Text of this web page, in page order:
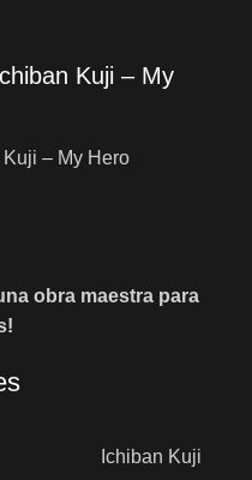
Kuji – My
– My Hero
obra maestra para
Ichiban Kuji